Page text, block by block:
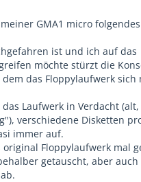
GMA1 micro
ist und ich auf das
möchte stürzt die
das Floppylaufwerk sich
Laufwerk in Verdacht
verschiedene Disketten
immer auf.
Floppylaufwerk mal
getauscht, aber